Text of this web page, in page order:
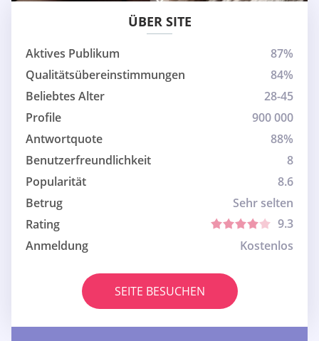
ÜBER SITE
Aktives Publikum
87%
Qualitätsübereinstimmungen
84%
Beliebtes Alter
28-45
Profile
900 000
Antwortquote
88%
Benutzerfreundlichkeit
8
Popularität
8.6
Betrug
Sehr selten
Rating
9.3
Anmeldung
Kostenlos
SEITE BESUCHEN